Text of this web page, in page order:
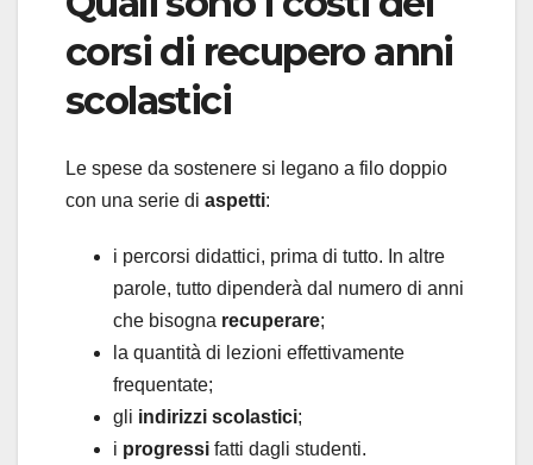
corsi di recupero anni
scolastici
Le spese da sostenere si legano a filo doppio
con una serie di aspetti:
i percorsi didattici, prima di tutto. In altre
parole, tutto dipenderà dal numero di anni
che bisogna recuperare;
la quantità di lezioni effettivamente
frequentate;
gli indirizzi scolastici;
i progressi fatti dagli studenti.